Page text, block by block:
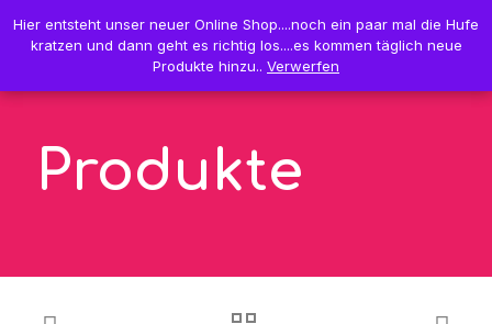
0 0,00 €
Produkte
Hier entsteht unser neuer Online Shop....noch ein paar mal die Hufe
kratzen und dann geht es richtig los....es kommen täglich neue
Produkte hinzu.. Verwerfen
Hier entsteht unser neuer Online Shop....noch ein paar mal die Hufe
kratzen und dann geht es richtig los....es kommen täglich neue
Produkte hinzu.. Verwerfen